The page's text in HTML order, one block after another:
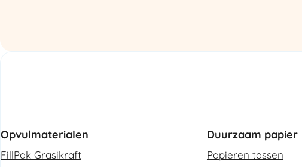
Opvulmaterialen
FillPak Grasikraft
Duurzaam papier
Papieren tassen